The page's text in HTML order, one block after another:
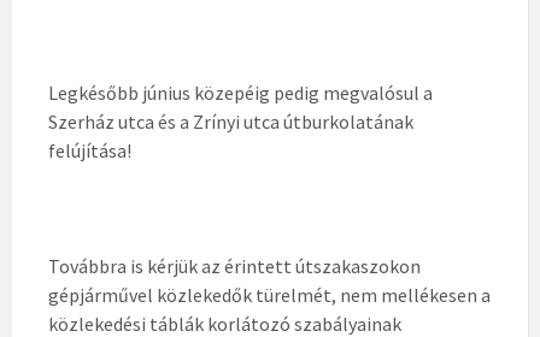
Legkésőbb június közepéig pedig megvalósul a
Szerház utca és a Zrínyi utca útburkolatának
felújítása!
Továbbra is kérjük az érintett útszakaszokon
gépjárművel közlekedők türelmét, nem mellékesen a
közlekedési táblák korlátozó szabályainak